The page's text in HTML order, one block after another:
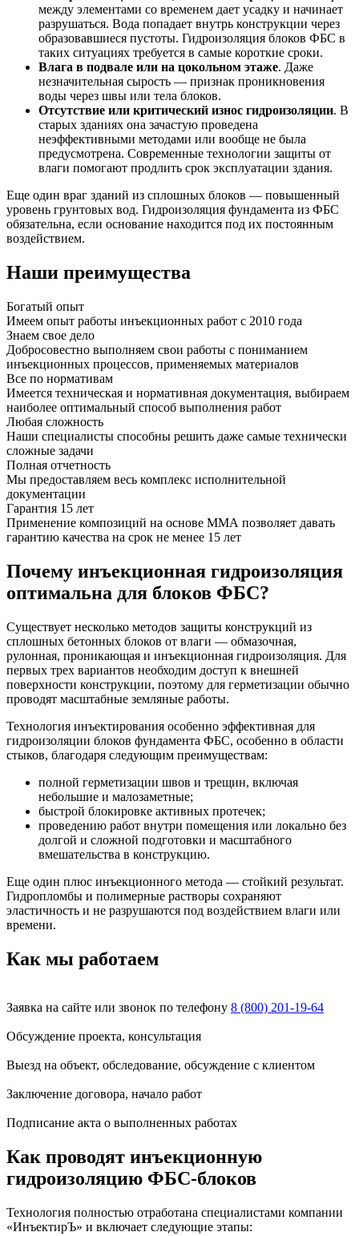
между элементами со временем дает усадку и начинает
разрушаться. Вода попадает внутрь конструкции через
образовавшиеся пустоты. Гидроизоляция блоков ФБС в
таких ситуациях требуется в самые короткие сроки.
Влага в подвале или на цокольном этаже. Даже
незначительная сырость — признак проникновения
воды через швы или тела блоков.
Отсутствие или критический износ гидроизоляции. В
старых зданиях она зачастую проведена
неэффективными методами или вообще не была
предусмотрена. Современные технологии защиты от
влаги помогают продлить срок эксплуатации здания.
Еще один враг зданий из сплошных блоков — повышенный
уровень грунтовых вод. Гидроизоляция фундамента из ФБС
обязательна, если основание находится под их постоянным
воздействием.
Наши преимущества
Богатый опыт
Имеем опыт работы инъекционных работ с 2010 года
Знаем свое дело
Добросовестно выполняем свои работы с пониманием
инъекционных процессов, применяемых материалов
Все по нормативам
Имеется техническая и нормативная документация, выбираем
наиболее оптимальный способ выполнения работ
Любая сложность
Наши специалисты способны решить даже самые технически
сложные задачи
Полная отчетность
Мы предоставляем весь комплекс исполнительной
документации
Гарантия 15 лет
Применение композиций на основе ММА позволяет давать
гарантию качества на срок не менее 15 лет
Почему инъекционная гидроизоляция
оптимальна для блоков ФБС?
Существует несколько методов защиты конструкций из
сплошных бетонных блоков от влаги — обмазочная,
рулонная, проникающая и инъекционная гидроизоляция. Для
первых трех вариантов необходим доступ к внешней
поверхности конструкции, поэтому для герметизации обычно
проводят масштабные земляные работы.
Технология инъектирования особенно эффективная для
гидроизоляции блоков фундамента ФБС, особенно в области
стыков, благодаря следующим преимуществам:
полной герметизации швов и трещин, включая
небольшие и малозаметные;
быстрой блокировке активных протечек;
проведению работ внутри помещения или локально без
долгой и сложной подготовки и масштабного
вмешательства в конструкцию.
Еще один плюс инъекционного метода — стойкий результат.
Гидропломбы и полимерные растворы сохраняют
эластичность и не разрушаются под воздействием влаги или
времени.
Как мы работаем
Заявка на сайте или звонок по телефону 8 (800) 201-19-64
Обсуждение проекта, консультация
Выезд на объект, обследование, обсуждение с клиентом
Заключение договора, начало работ
Подписание акта о выполненных работах
Как проводят инъекционную
гидроизоляцию ФБС-блоков
Технология полностью отработана специалистами компании
«ИнъектирЪ» и включает следующие этапы: